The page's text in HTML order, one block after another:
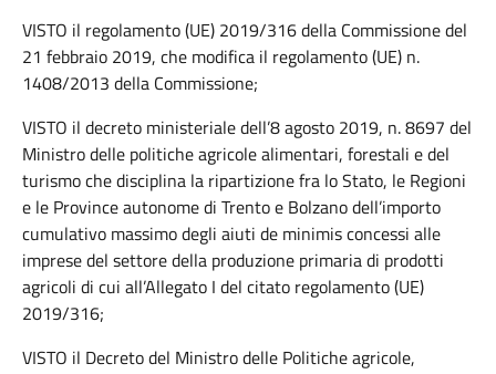
VISTO il regolamento (UE) 2019/316 della Commissione del
21 febbraio 2019, che modifica il regolamento (UE) n.
1408/2013 della Commissione;
VISTO il decreto ministeriale dell’8 agosto 2019, n. 8697 del
Ministro delle politiche agricole alimentari, forestali e del
turismo che disciplina la ripartizione fra lo Stato, le Regioni
e le Province autonome di Trento e Bolzano dell’importo
cumulativo massimo degli aiuti de minimis concessi alle
imprese del settore della produzione primaria di prodotti
agricoli di cui all’Allegato I del citato regolamento (UE)
2019/316;
VISTO il Decreto del Ministro delle Politiche agricole,